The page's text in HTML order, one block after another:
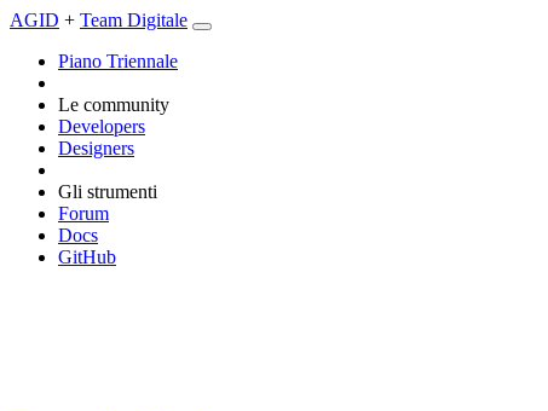
AGID + Team Digitale
Piano Triennale
Le community
Developers
Designers
Gli strumenti
Forum
Docs
GitHub